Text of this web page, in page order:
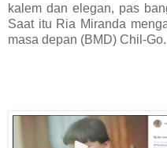
kalem dan elegan, pas
Saat itu Ria Miranda
masa depan (BMD) Chil-Go.